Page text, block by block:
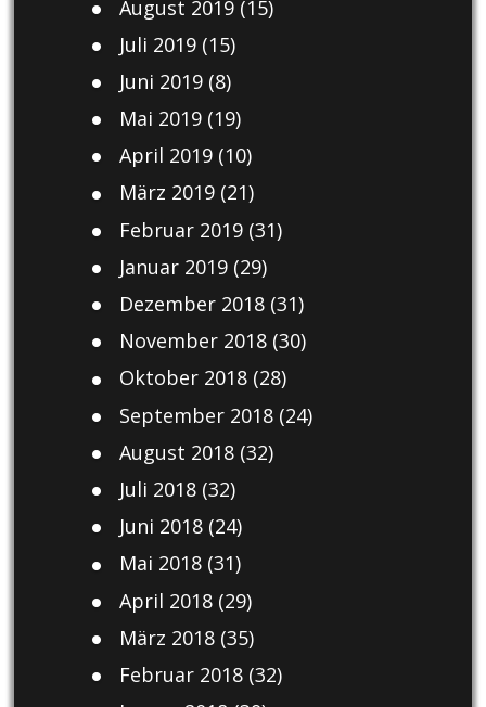
August 2019(15)
Juli 2019(15)
Juni 2019(8)
Mai 2019(19)
April 2019(10)
März 2019(21)
Februar 2019(31)
Januar 2019(29)
Dezember 2018(31)
November 2018(30)
Oktober 2018(28)
September 2018(24)
August 2018(32)
Juli 2018(32)
Juni 2018(24)
Mai 2018(31)
April 2018(29)
März 2018(35)
Februar 2018(32)